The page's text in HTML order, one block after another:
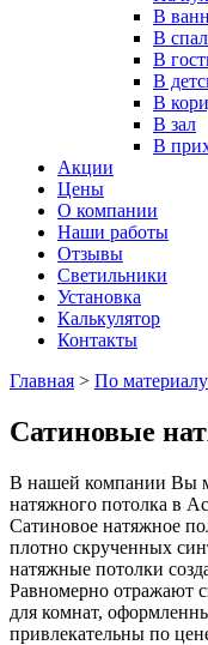
В
В
В
В
В
В зал
В
Акции
Цены
О компании
Наши работы
Отзывы
Светильники
Установка
Калькулятор
Контакты
Главная > По материалу
Сатиновые
В нашей компании Вы
натяжного потолка в
Сатиновое натяжное
плотно скрученных
натяжные потолки
Равномерно отражают
для комнат,
привлекательны по